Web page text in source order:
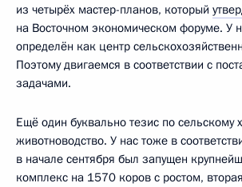
из четырёх мастер-планов, который
на Восточном экономическом форуме. У
определён как центр
Поэтому двигаемся в соответствии с
задачами.
Ещё один буквально тезис по сельскому
животноводство. У нас тоже в
в начале сентября был запущен
комплекс на 1570 коров с ростом,